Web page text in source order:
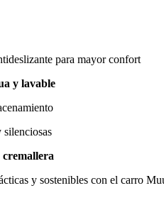
para mayor confort
y lavable
silenciosas
y sostenibles con el carro